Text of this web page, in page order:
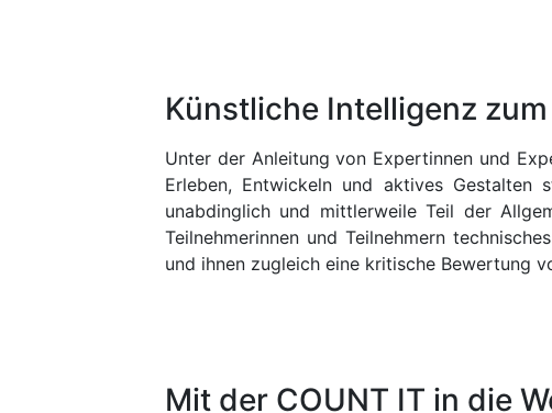
Künstliche Intelligenz
Unter der Anleitung von Expertinnen und
Erleben, Entwickeln und aktives
unabdinglich und mittlerweile Teil der
Teilnehmerinnen und Teilnehmern
und ihnen zugleich eine kritische Bewertung
Mit der COUNT IT in die